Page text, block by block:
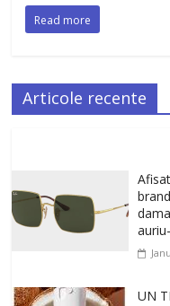
Read more
Articole recente
UN